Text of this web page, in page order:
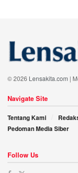
© 2026 Lensakita.com |
Navigate Site
Tentang Kami
Pedoman Media Siber
Follow Us